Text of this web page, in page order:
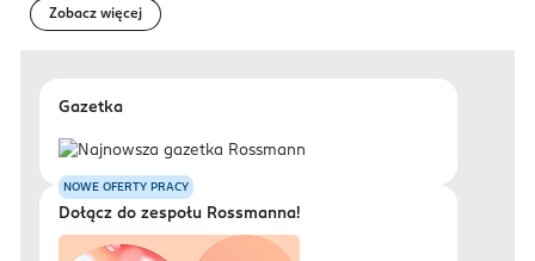
Zobacz więcej
Gazetka
NOWE OFERTY PRACY
Dołącz do zespołu Rossmanna!